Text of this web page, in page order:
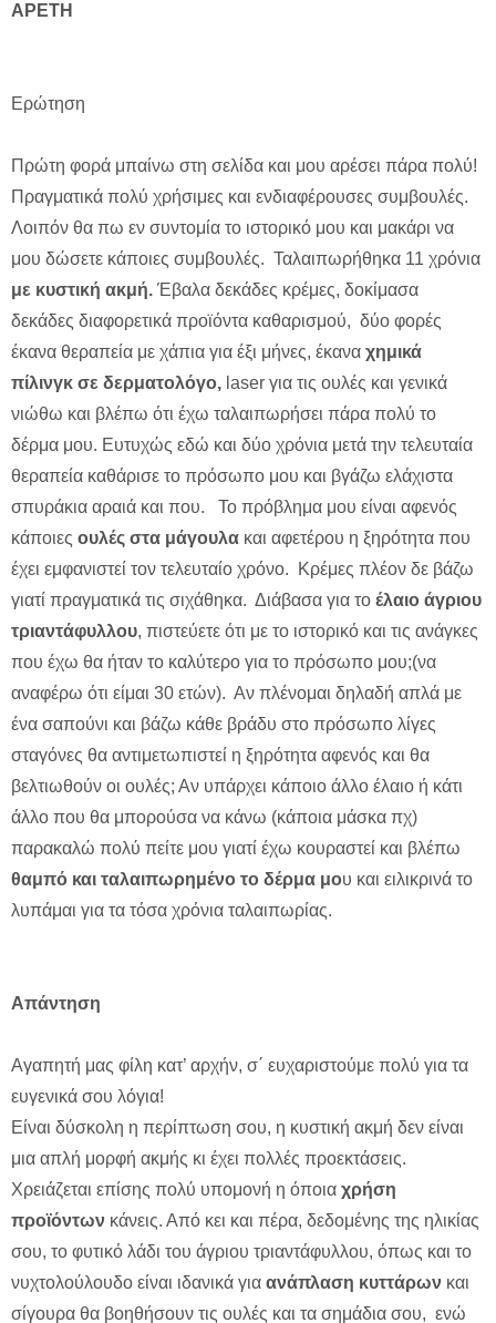
A ΡΕΤΗ
Ερώτηση
Πρώτη φορά μπαίνω στη σελίδα και μου αρέσει πάρα πολύ!
Πραγματικά πολύ χρήσιμες και ενδιαφέρουσες συμβουλές.
Λοιπόν θα πω εν συντομία το ιστορικό μου και μακάρι να
μου δώσετε κάποιες συμβουλές. Ταλαιπωρήθηκα 11 χρόνια
με κυστική ακμή. Έβαλα δεκάδες κρέμες, δοκίμασα
δεκάδες διαφορετικά προϊόντα καθαρισμού, δύο φορές
έκανα θεραπεία με χάπια για έξι μήνες, έκανα χημικά
πίλινγκ σε δερματολόγο, laser για τις ουλές και γενικά
νιώθω και βλέπω ότι έχω ταλαιπωρήσει πάρα πολύ το
δέρμα μου. Ευτυχώς εδώ και δύο χρόνια μετά την τελευταία
θεραπεία καθάρισε το πρόσωπο μου και βγάζω ελάχιστα
σπυράκια αραιά και που. Το πρόβλημα μου είναι αφενός
κάποιες ουλές στα μάγουλα και αφετέρου η ξηρότητα που
έχει εμφανιστεί τον τελευταίο χρόνο. Κρέμες πλέον δε βάζω
γιατί πραγματικά τις σιχάθηκα. Διάβασα για το έλαιο άγριου
τριαντάφυλλου, πιστεύετε ότι με το ιστορικό και τις ανάγκες
που έχω θα ήταν το καλύτερο για το πρόσωπο μου;(να
αναφέρω ότι είμαι 30 ετών). Αν πλένομαι δηλαδή απλά με
ένα σαπούνι και βάζω κάθε βράδυ στο πρόσωπο λίγες
σταγόνες θα αντιμετωπιστεί η ξηρότητα αφενός και θα
βελτιωθούν οι ουλές; Αν υπάρχει κάποιο άλλο έλαιο ή κάτι
άλλο που θα μπορούσα να κάνω (κάποια μάσκα πχ)
παρακαλώ πολύ πείτε μου γιατί έχω κουραστεί και βλέπω
θαμπό και ταλαιπωρημένο το δέρμα μου και ειλικρινά το
λυπάμαι για τα τόσα χρόνια ταλαιπωρίας.
Απάντηση
Αγαπητή μας φίλη κατ’ αρχήν, σ΄ ευχαριστούμε πολύ για τα
ευγενικά σου λόγια!
Είναι δύσκολη η περίπτωση σου, η κυστική ακμή δεν είναι
μια απλή μορφή ακμής κι έχει πολλές προεκτάσεις.
Χρειάζεται επίσης πολύ υπομονή η όποια χρήση
προϊόντων κάνεις. Από κει και πέρα, δεδομένης της ηλικίας
σου, το φυτικό λάδι του άγριου τριαντάφυλλου, όπως και το
νυχτολούλουδο είναι ιδανικά για ανάπλαση κυττάρων και
σίγουρα θα βοηθήσουν τις ουλές και τα σημάδια σου, ενώ